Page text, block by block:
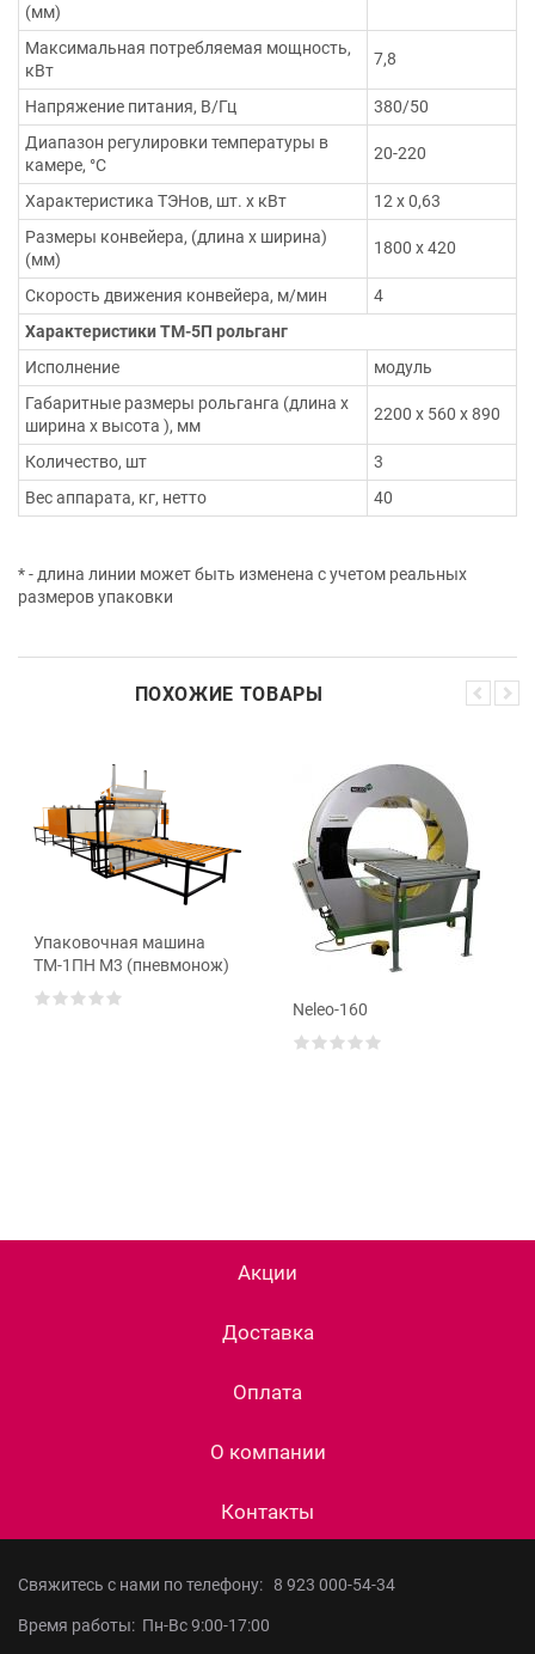
(мм)
Максимальная потребляемая мощность,
кВт
7,8
Напряжение питания, В/Гц
380/50
Диапазон регулировки температуры в
камере, °С
20-220
Характеристика ТЭНов, шт. х кВт
12 х 0,63
Размеры конвейера, (длина х ширина)
(мм)
1800 х 420
Скорость движения конвейера, м/мин
4
Характеристики ТМ-5П рольганг
Исполнение
модуль
Габаритные размеры рольганга (длина х
ширина х высота ), мм
2200 х 560 х 890
Количество, шт
3
Вес аппарата, кг, нетто
40
* - длина линии может быть изменена с учетом реальных
размеров упаковки
ПОХОЖИЕ ТОВАРЫ
Упаковочная машина
ТМ-1ПН М3 (пневмонож)
Neleo-160
Акции
Доставка
Оплата
О компании
Контакты
Свяжитесь с нами по телефону: 8 923 000-54-34
Время работы: Пн-Вс 9:00-17:00